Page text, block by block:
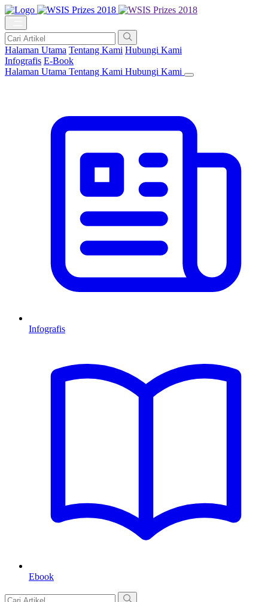
Halaman Utama Tentang Kami Hubungi Kami
Infografis E-Book
Halaman Utama Tentang Kami Hubungi Kami
Infografis
Ebook